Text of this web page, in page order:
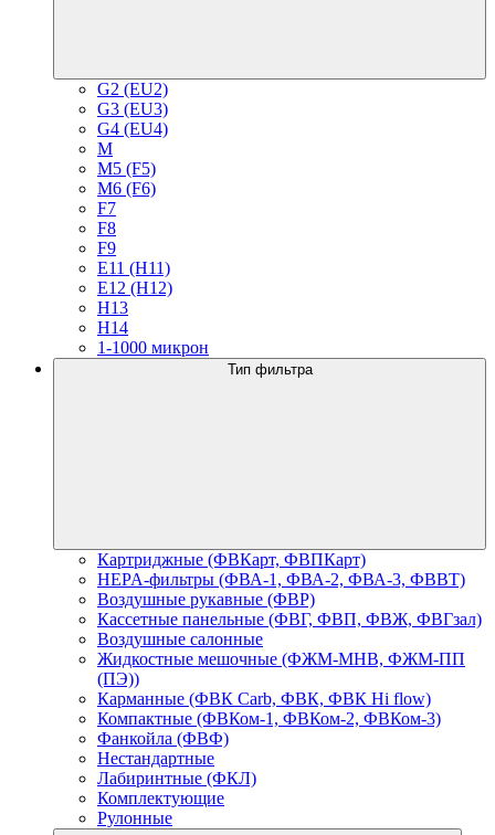
G2 (EU2)
G3 (EU3)
G4 (EU4)
M
M5 (F5)
M6 (F6)
F7
F8
F9
E11 (H11)
E12 (H12)
H13
H14
1-1000 микрон
Тип фильтра
Картриджные (ФВКарт, ФВПКарт)
HEPA-фильтры (ФВА-1, ФВА-2, ФВА-3, ФВВТ)
Воздушные рукавные (ФВР)
Кассетные панельные (ФВГ, ФВП, ФВЖ, ФВГзал)
Воздушные салонные
Жидкостные мешочные (ФЖМ-МНВ, ФЖМ-ПП
(ПЭ))
Карманные (ФВК Carb, ФВК, ФВК Hi flow)
Компактные (ФВКом-1, ФВКом-2, ФВКом-3)
Фанкойла (ФВФ)
Нестандартные
Лабиринтные (ФКЛ)
Комплектующие
Рулонные